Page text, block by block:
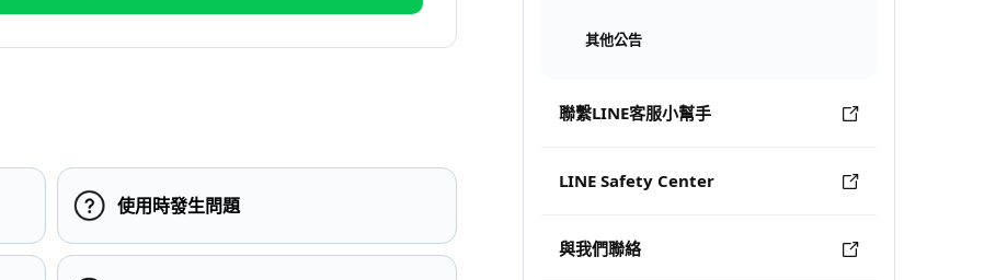
其他公告
聯繫LINE客服小幫手
LINE Safety Center
與我們聯絡
使用時發生問題